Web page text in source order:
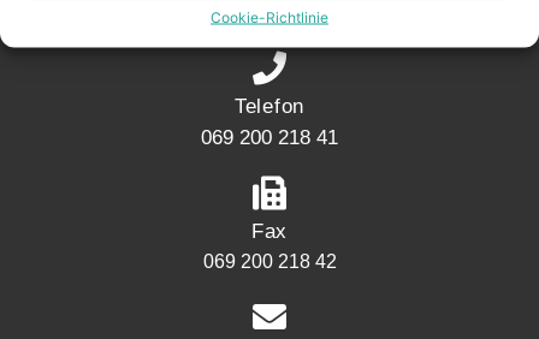
Cookie-Richtlinie
60327 Frankfurt
Telefon
069 200 218 41
Fax
069 200 218 42